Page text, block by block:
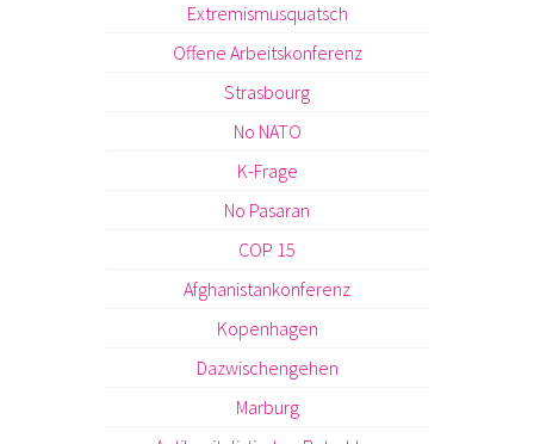
Extremismusquatsch
Offene Arbeitskonferenz
Strasbourg
No NATO
K-Frage
No Pasaran
COP 15
Afghanistankonferenz
Kopenhagen
Dazwischengehen
Marburg